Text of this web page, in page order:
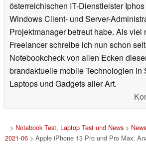
österreichischen IT-Dienstleister
Windows Client- und Server-
Projektmanager betreut habe. Als viel
Freelancer schreibe ich nun schon
Notebookcheck von allen Ecken
brandaktuelle mobile Technologien in
Laptops und Gadgets aller Art.
> Notebook Test, Laptop Test und News> News
2021-06> Apple iPhone 13 Pro und Pro Max: